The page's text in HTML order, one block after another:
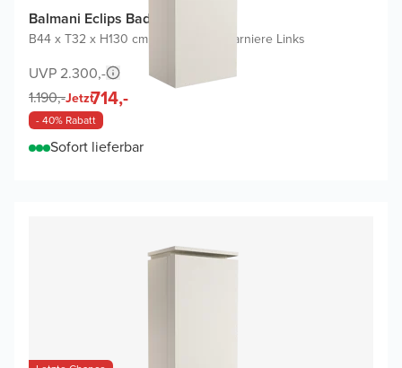
Balmani Eclips Badhochschrank
B44 x T32 x H130 cm Scharniere Links
UVP 2.300,-
1.190,-Jetzt714,-
- 40% Rabatt
Sofort lieferbar